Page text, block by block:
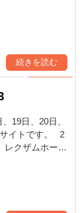
続きを読む
19日、20日、
サイトです。 2
クザムホー…